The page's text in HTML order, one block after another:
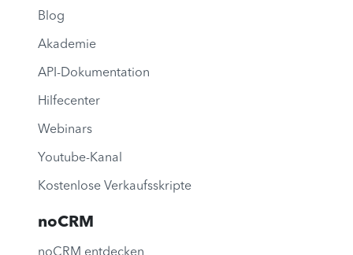
Blog
Akademie
API-Dokumentation
Hilfecenter
Webinars
Youtube-Kanal
Kostenlose Verkaufsskripte
noCRM
noCRM entdecken